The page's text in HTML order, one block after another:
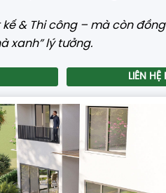
kế & Thi công – mà còn
xanh” lý tưởng.
LIÊN